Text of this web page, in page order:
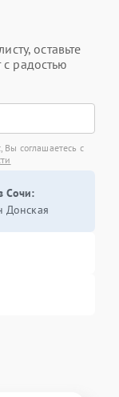
оставьте
радостью
Вы соглашаетесь с
Сочи:
Донская